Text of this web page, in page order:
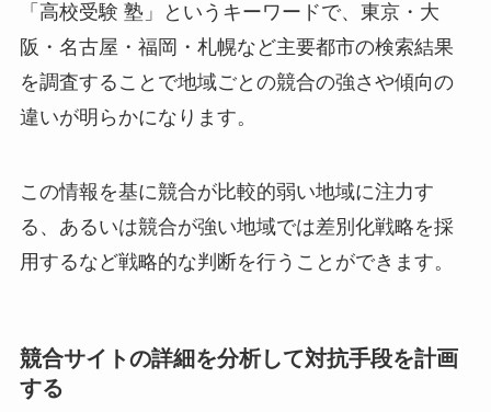
「高校受験 塾」というキーワードで、東京・大
阪・名古屋・福岡・札幌など主要都市の検索結果
を調査することで地域ごとの競合の強さや傾向の
違いが明らかになります。
この情報を基に競合が比較的弱い地域に注力す
る、あるいは競合が強い地域では差別化戦略を採
用するなど戦略的な判断を行うことができます。
競合サイトの詳細を分析して対抗手段を計画
する